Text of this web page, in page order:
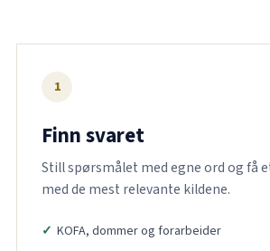
1
Finn svaret
Still spørsmålet med egne ord og få
med de mest relevante kildene.
KOFA, dommer og forarbeider